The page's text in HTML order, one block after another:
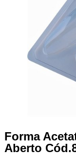
Forma
Aberto